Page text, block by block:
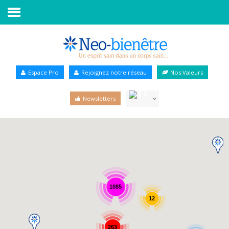
Annuaire Bien-être
Espace Pro Rejoignez notre réseau Nos Valeurs
Newsletters
1085
263
12